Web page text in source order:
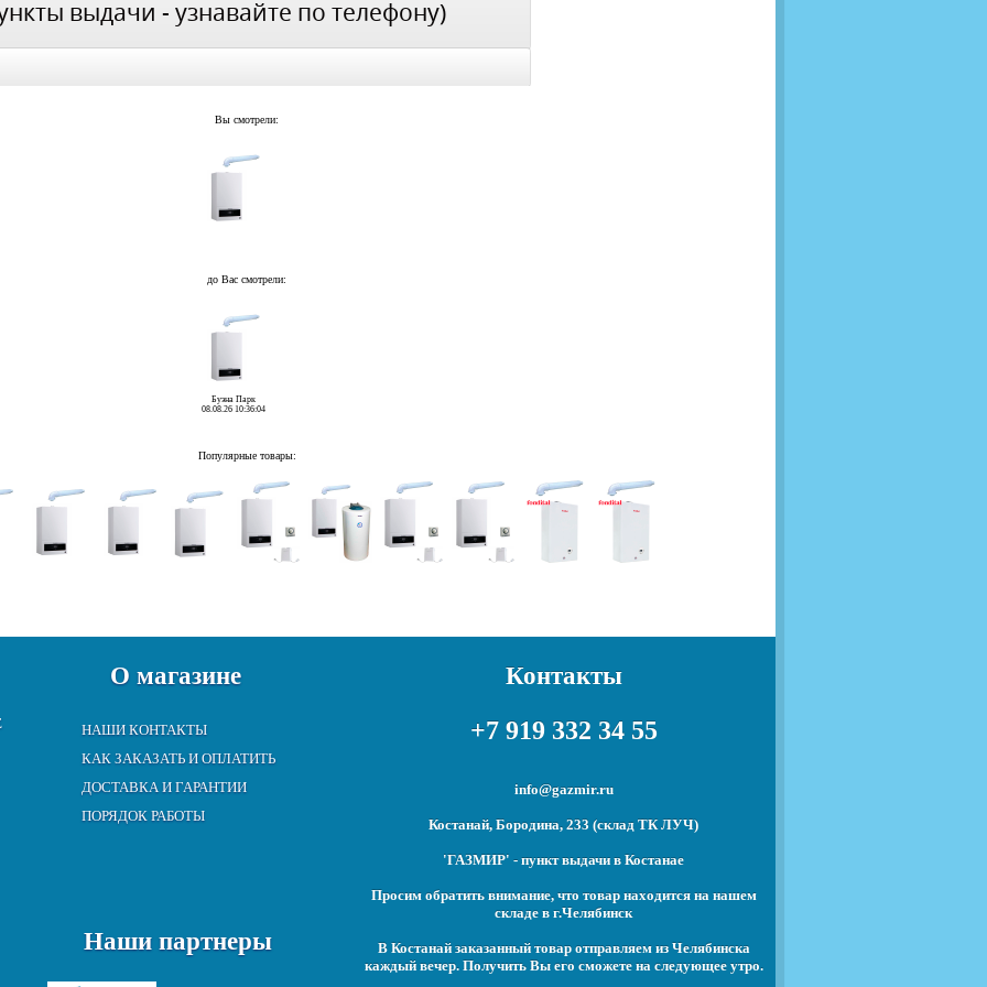
выдачи - узнавайте по телефону)
Вы смотрели:
до Вас смотрели:
Буэна Парк
08.08.26 10:36:04
Популярные товары:
О магазине
НАШИ КОНТАКТЫ
КАК ЗАКАЗАТЬ И ОПЛАТИТЬ
ДОСТАВКА И ГАРАНТИИ
ПОРЯДОК РАБОТЫ
Наши партнеры
Контакты
+7 919 332 34 55
info@gazmir.ru
Костанай, Бородина, 233 (склад ТК ЛУЧ)
'ГАЗМИР' - пункт выдачи в Костанае
Просим обратить внимание, что товар находится на нашем
складе в г.Челябинск
В Костанай заказанный товар отправляем из Челябинска
каждый вечер. Получить Вы его сможете на следующее утро.